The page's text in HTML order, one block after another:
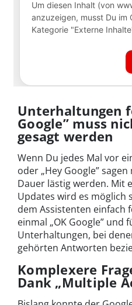
Unterhaltungen
Google” muss
gesagt werden
Wenn Du jedes Mal vor
oder „Hey Google”
Dauer lästig werden. Mit
Updates wird es
dem Assistenten einfach
einmal „OK Google” und
Unterhaltungen, bei
gehörten Antworten
Komplexere
Dank „Multiple